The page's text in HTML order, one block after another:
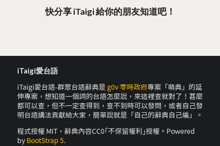
快分享 iTaigi 給你的朋友知道吧！
iTaigi愛台語
iTaigi愛台語-群眾台語辭典是 g0v 零時政府專案「萌典」的延
伸專案，想知道一個詞的台語怎麼說，來這裡查就對了！甚麼
都可以查，但不一定查得到，查不到時可以發問，或者自己發
明台語講法貢獻給大家，簡單說就是「自己的辭典自己編」。
程式授權 MIT，辭典內容CC0｢不保留權利｣授權。Powered
by BootStrap 5.